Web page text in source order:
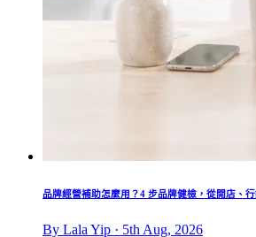
品牌經營補助怎麼用？4 步品牌健檢，從開店、
By Lala Yip · 5th Aug, 2026